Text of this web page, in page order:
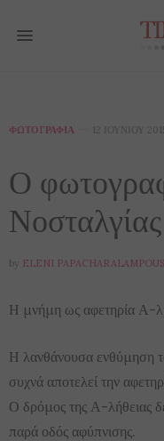
ΦΩΤΟΓΡΑΦΊΑ 12 ΙΟΥΝΊΟΥ
Ο
Νοσταλγίας
by ELENI PAPACHARALAMPOUS
Η μνήμη ως αφετηρία Α-
Η λανθάνουσα ενθύμηση
συχνά αποτελεί την
Ο δρόμος της Α-λήθειας
παρά οδός αφύπνισης.